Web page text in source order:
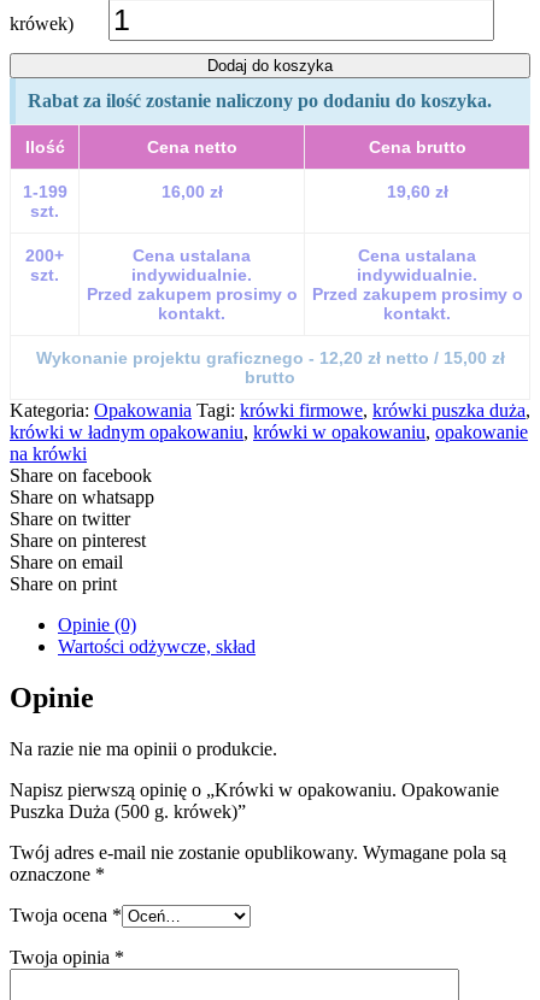
krówek)
Dodaj do koszyka
Rabat za ilość zostanie naliczony po dodaniu do koszyka.
Ilość Cena netto Cena brutto
1-199
szt.
16,00 zł 19,60 zł
200+
szt.
Cena ustalana
indywidualnie.
Przed zakupem prosimy o
kontakt.
Cena ustalana
indywidualnie.
Przed zakupem prosimy o
kontakt.
Wykonanie projektu graficznego - 12,20 zł netto / 15,00 zł
brutto
Kategoria: Opakowania Tagi: krówki firmowe, krówki puszka duża,
krówki w ładnym opakowaniu, krówki w opakowaniu, opakowanie
na krówki
Share on facebook
Share on whatsapp
Share on twitter
Share on pinterest
Share on email
Share on print
Opinie (0)
Wartości odżywcze, skład
Opinie
Na razie nie ma opinii o produkcie.
Napisz pierwszą opinię o „Krówki w opakowaniu. Opakowanie
Puszka Duża (500 g. krówek)”
Twój adres e-mail nie zostanie opublikowany. Wymagane pola są
oznaczone *
Twoja ocena *
Twoja opinia *